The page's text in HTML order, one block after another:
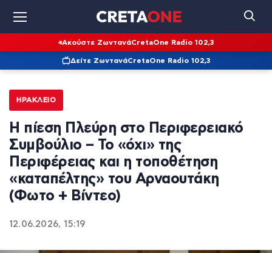
Ακούστε ΖωντανάCretaOne Radio 102,3
Δείτε ΖωντανάCretaOne Radio 102,3
ΗΡΆΚΛΕΙΟ
Η πίεση Πλεύρη στο Περιφερειακό
Συμβούλιο – Το «όχι» της
Περιφέρειας και η τοποθέτηση
«καταπέλτης» του Αρναουτάκη
(Φωτο + Βίντεο)
12.06.2026, 15:19